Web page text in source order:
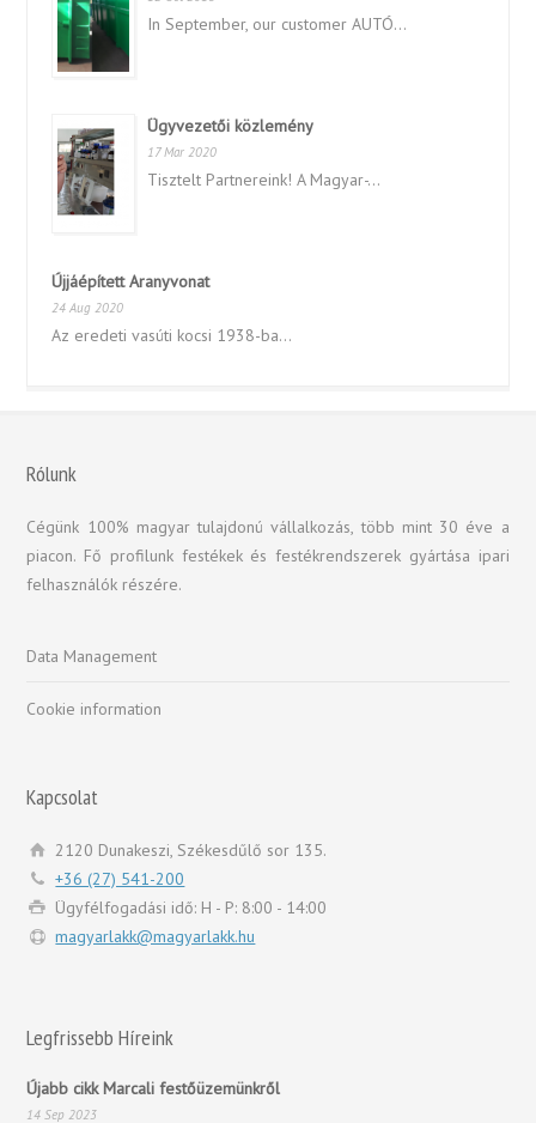
In September, our customer AUTÓ...
Ügyvezetői közlemény
17 Mar 2020
Tisztelt Partnereink! A Magyar-...
Újjáépített Aranyvonat
24 Aug 2020
Az eredeti vasúti kocsi 1938-ba...
Rólunk
Cégünk 100% magyar tulajdonú vállalkozás, több mint 30 éve a
piacon. Fő profilunk festékek és festékrendszerek gyártása ipari
felhasználók részére.
Data Management
Cookie information
Kapcsolat
2120 Dunakeszi, Székesdűlő sor 135.
+36 (27) 541-200
Ügyfélfogadási idő: H - P: 8:00 - 14:00
magyarlakk@magyarlakk.hu
Legfrissebb Híreink
Újabb cikk Marcali festőüzemünkről
14 Sep 2023